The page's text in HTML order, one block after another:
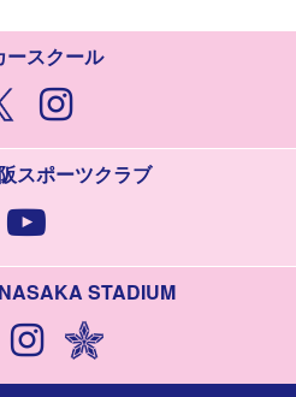
ースクール
スポーツクラブ
STADIUM